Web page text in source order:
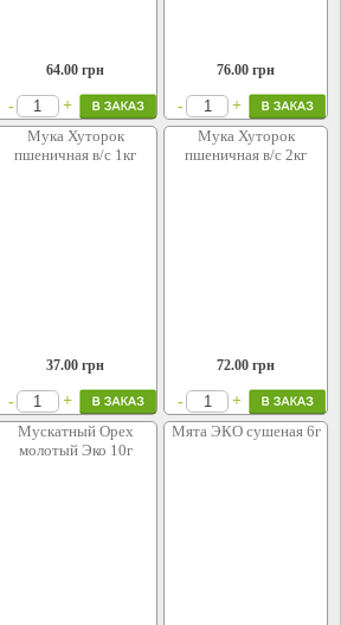
64.00 грн
- +
76.00 грн
-
+
Мука Хуторок
пшеничная в/с 1кг
37.00 грн
- +
Мука Хуторок
пшеничная в/с 2кг
72.00 грн
-
+
Мускатный Орех
молотый Эко 10г
Мята ЭКО сушеная 6г